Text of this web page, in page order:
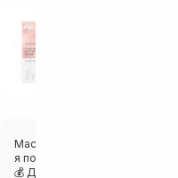
Маска відзначилась своєю
я потім перелила і
💰 Дуже комфортний гель,